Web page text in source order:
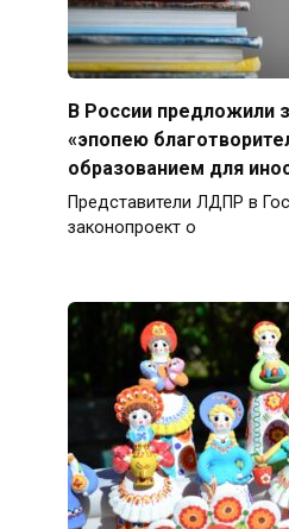
В России предложили
«эпопею
образованием для
Представители ЛДПР в
законопроект о